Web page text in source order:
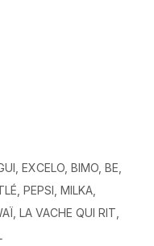
EXCELO, BIMO, BE,
PEPSI, MILKA,
LA VACHE QUI RIT,